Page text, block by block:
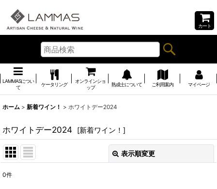
カート
LAMMASについ
て
ケータリング
オンラインショ
ップ
熟成士について ご利用案内 マイページ
ホーム > 新着ワイン！ > ホワイトデー2024
ホワイトデー2024 [新着ワイン！ ]
表示順変更
0件